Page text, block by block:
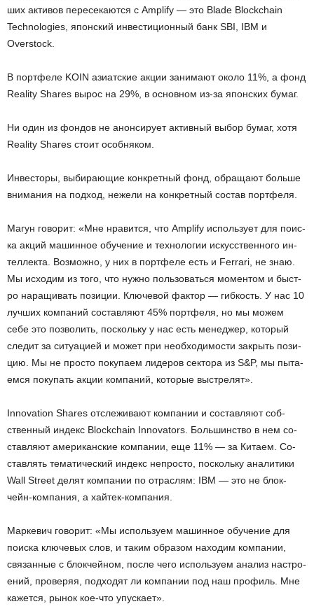
ших ак­ти­вов пе­ре­се­ка­ют­ся с Amplify — это Blade Blockchain
Technologies, япон­ский ин­ве­сти­ци­он­ный банк SBI, IBM и
Overstock.
В порт­фе­ле KOIN ази­ат­ские акции за­ни­ма­ют около 11%, а фонд
Reality Shares вырос на 29%, в ос­нов­ном из-за япон­ских бумаг.
Ни один из фон­дов не анон­си­ру­ет ак­тив­ный выбор бумаг, хотя
Reality Shares стоит особ­ня­ком.
Ин­ве­сто­ры, вы­би­ра­ю­щие кон­крет­ный фонд, об­ра­ща­ют боль­ше
вни­ма­ния на под­ход, неже­ли на кон­крет­ный со­став порт­фе­ля.
Магун го­во­рит: «Мне нра­вит­ся, что Amplify ис­поль­зу­ет для по­ис­
ка акций ма­шин­ное обу­че­ние и тех­но­ло­гии ис­кус­ствен­но­го ин­
тел­лек­та. Воз­мож­но, у них в порт­фе­ле есть и Ferrari, не знаю.
Мы ис­хо­дим из того, что нужно поль­зо­вать­ся мо­мен­том и быст­
ро на­ра­щи­вать по­зи­ции. Клю­че­вой фак­тор — гиб­кость. У нас 10
луч­ших ком­па­ний со­став­ля­ют 45% порт­фе­ля, но мы можем
себе это поз­во­лить, по­сколь­ку у нас есть ме­не­джер, ко­то­рый
сле­дит за си­ту­а­ци­ей и может при необ­хо­ди­мо­сти за­крыть по­зи­
цию. Мы не про­сто по­ку­па­ем ли­де­ров сек­то­ра из S&P, мы пы­та­
ем­ся по­ку­пать акции ком­па­ний, ко­то­рые вы­стре­лят».
Innovation Shares от­сле­жи­ва­ют ком­па­нии и со­став­ля­ют соб­
ствен­ный ин­декс Blockchain Innovators. Боль­шин­ство в нем со­
став­ля­ют аме­ри­кан­ские ком­па­нии, еще 11% — за Ки­та­ем. Со­
став­лять те­ма­ти­че­ский ин­декс непро­сто, по­сколь­ку ана­ли­ти­ки
Wall Street делят ком­па­нии по от­рас­лям: IBM — это не блок­
чейн-ком­па­ния, а хай­тек-ком­па­ния.
Мар­ке­вич го­во­рит: «Мы ис­поль­зу­ем ма­шин­ное обу­че­ние для
по­ис­ка клю­че­вых слов, и таким об­ра­зом на­хо­дим ком­па­нии,
свя­зан­ные с блок­чей­ном, после чего ис­поль­зу­ем ана­лиз на­стро­
е­ний, про­ве­ряя, под­хо­дят ли ком­па­нии под наш про­филь. Мне
ка­жет­ся, рынок кое-что упус­ка­ет».